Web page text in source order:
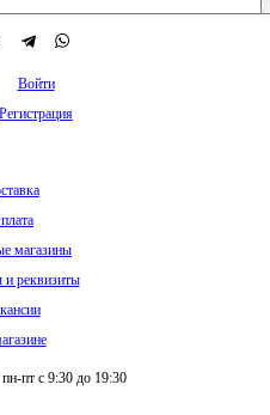
Войти
Регистрация
магазины
и реквизиты
пн-пт с 9:30 до 19:30